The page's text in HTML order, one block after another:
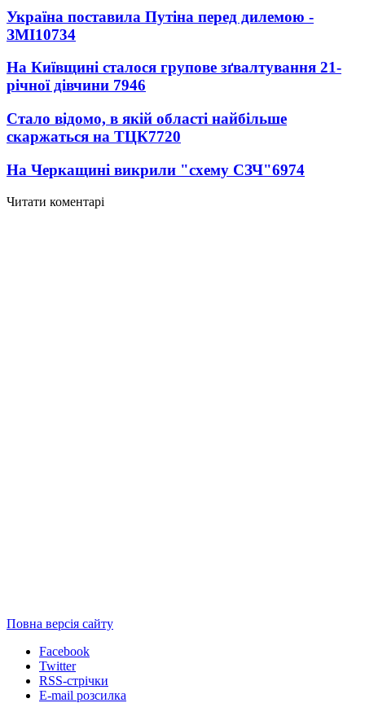
Україна поставила Путіна перед дилемою -
ЗМІ10734
На Київщині сталося групове зґвалтування 21-
річної дівчини 7946
Стало відомо, в якій області найбільше
скаржаться на ТЦК7720
На Черкащині викрили "схему СЗЧ"6974
Читати коментарі
Повна версія сайту
Facebook
Twitter
RSS-стрічки
E-mail розсилка